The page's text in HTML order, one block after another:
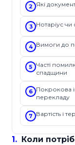
1 .
Коли
2 Які
3 Нотаріус
4 Вимоги до
5 Часті
спадщини
6 Покрокова
перекладу
7 Вартість і